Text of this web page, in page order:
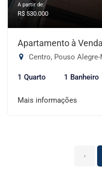
A partir de:
R$ 530.000
Apartamento à
Centro, Pouso Alegre-
1 Quarto 1 Banheiro
Mais informações
‹